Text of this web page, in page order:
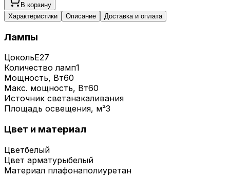
В корзину
Характеристики
Описание Доставка и оплата
Лампы
ЦокольE27
Количество ламп1
Мощность, Вт60
Макс. мощность, Вт60
Источник светанакаливания
Площадь освещения, м²3
Цвет и материал
Цветбелый
Цвет арматурыбелый
Материал плафонаполиуретан